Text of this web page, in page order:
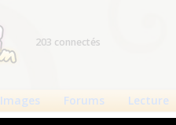
203 connectés
Images Forums Lecture